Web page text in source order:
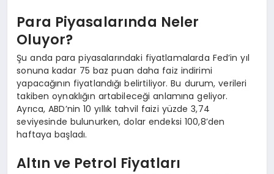
Para Piyasalarında Neler
Oluyor?
Şu anda para piyasalarındaki fiyatlamalarda Fed’in yıl
sonuna kadar 75 baz puan daha faiz indirimi
yapacağının fiyatlandığı belirtiliyor. Bu durum, verileri
takiben oynaklığın artabileceği anlamına geliyor.
Ayrıca, ABD’nin 10 yıllık tahvil faizi yüzde 3,74
seviyesinde bulunurken, dolar endeksi 100,8’den
haftaya başladı.
Altın ve Petrol Fiyatları